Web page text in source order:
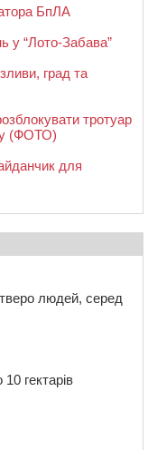
БпЛА
у “Лото-Забава”
град та
тротуар
(ФОТО)
для
людей, серед
гектарів